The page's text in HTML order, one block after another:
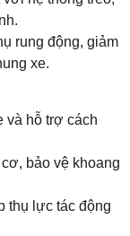
rung động, giảm
xe.
và hỗ trợ cách
bảo vệ khoang
thụ lực tác động